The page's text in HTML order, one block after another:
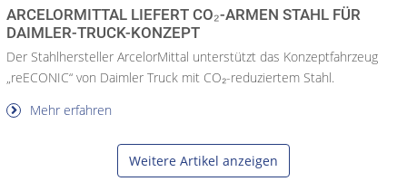
ARCELORMITTAL LIEFERT CO₂-ARMEN STAHL FÜR
DAIMLER-TRUCK-KONZEPT
Der Stahlhersteller ArcelorMittal unterstützt das Konzeptfahrzeug
„reECONIC“ von Daimler Truck mit CO₂-reduziertem Stahl.
Mehr erfahren
Weitere Artikel anzeigen